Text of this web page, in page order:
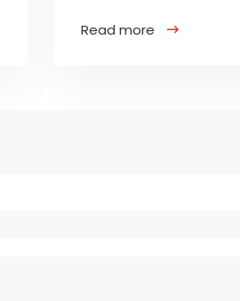
Read more